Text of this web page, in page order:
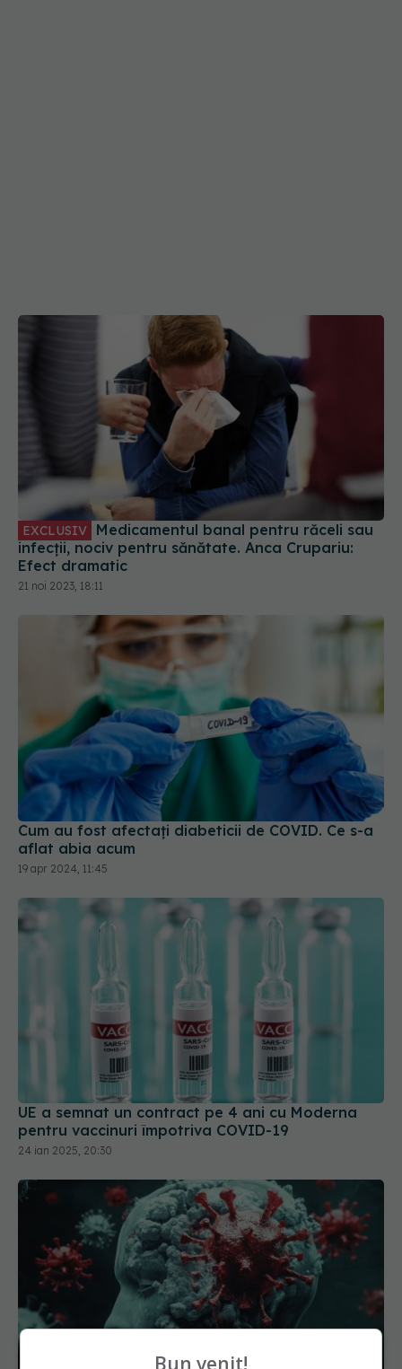
EXCLUSIV
infecții, nociv pentru sănătate. Anca Crupariu:
Efect dramatic
21 noi 2023, 18:11
Cum au fost afectați diabeticii de COVID. Ce s-a
aflat abia acum
19 apr 2024, 11:45
UE a semnat un contract pe 4 ani cu Moderna
pentru vaccinuri împotriva COVID-19
24 ian 2025, 20:30
COVID, impact asupra creierului și după
Bun venit!